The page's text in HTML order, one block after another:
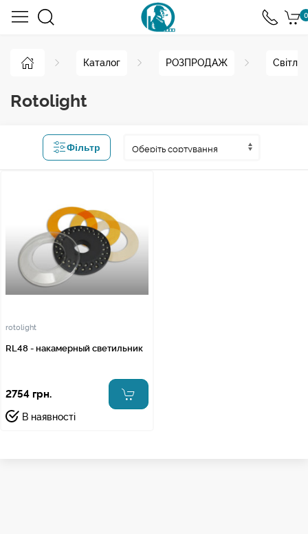
0
Каталог РОЗПРОДАЖ
Rotolight
Фільтр
rotolight
RL48 - накамерный светильник
2754 грн.
В наявності